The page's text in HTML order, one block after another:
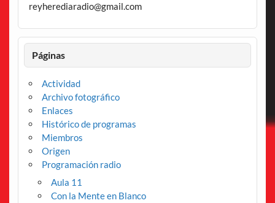
reyherediaradio@gmail.com
Páginas
Actividad
Archivo fotográfico
Enlaces
Histórico de programas
Miembros
Origen
Programación radio
Aula 11
Con la Mente en Blanco